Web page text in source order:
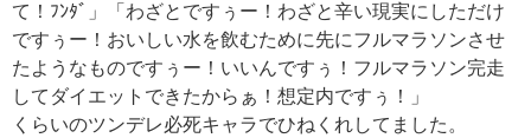
て！ﾌﾝﾀﾞ」「わざとですぅー！わざと辛い現実にしただけ
ですぅー！おいしい水を飲むために先にフルマラソンさせ
たようなものですぅー！いいんですぅ！フルマラソン完走
してダイエットできたからぁ！想定内ですぅ！」
くらいのツンデレ必死キャラでひねくれしてました。